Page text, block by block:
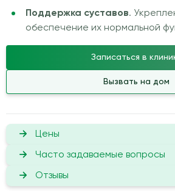
Поддержка суставов.
обеспечение их нормальной
Записаться в
Вызвать на дом
Цены
Часто задаваемые вопросы
Отзывы